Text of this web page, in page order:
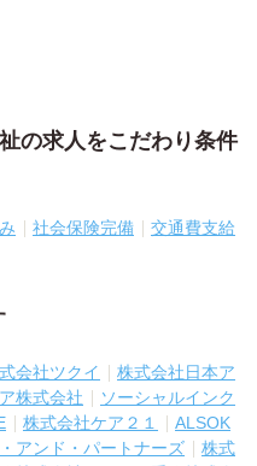
の求人をこだわり条件
社会保険完備
交通費支給
会社ツクイ
株式会社日本ア
株式会社
ソーシャルインク
株式会社ケア２１
ALSOK
アンド・パートナーズ
株式